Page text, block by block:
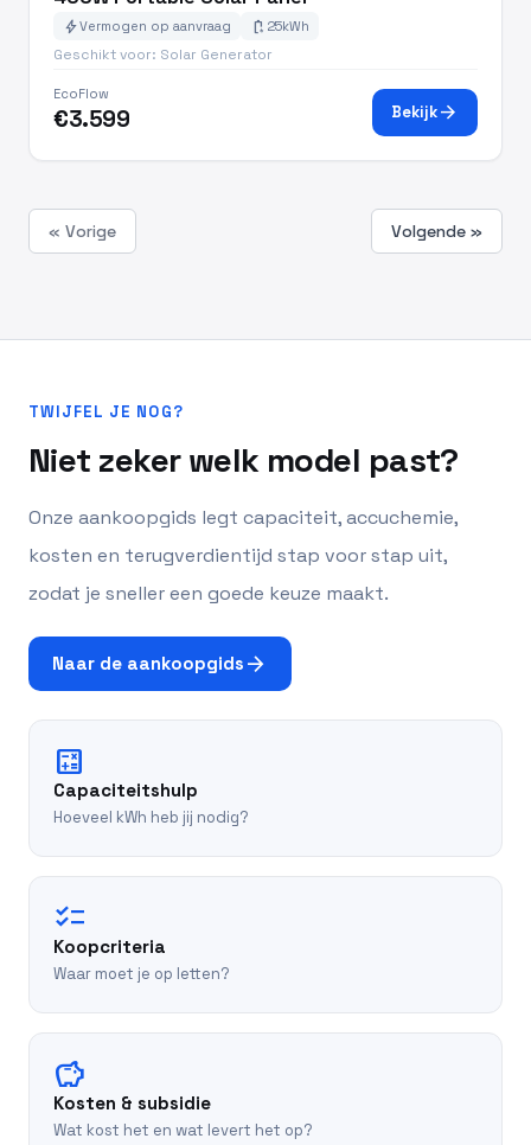
boltVermogen op aanvraag battery_charging_full 25kWh
Geschikt voor: Solar Generator
EcoFlow
€3.599 Bekijkarrow_forward
« Vorige Volgende »
TWIJFEL JE NOG?
Niet zeker welk model past?
Onze aankoopgids legt capaciteit, accuchemie,
kosten en terugverdientijd stap voor stap uit,
zodat je sneller een goede keuze maakt.
Naar de aankoopgids arrow_forward
calculate
Capaciteitshulp
Hoeveel kWh heb jij nodig?
checklist
Koopcriteria
Waar moet je op letten?
savings
Kosten & subsidie
Wat kost het en wat levert het op?